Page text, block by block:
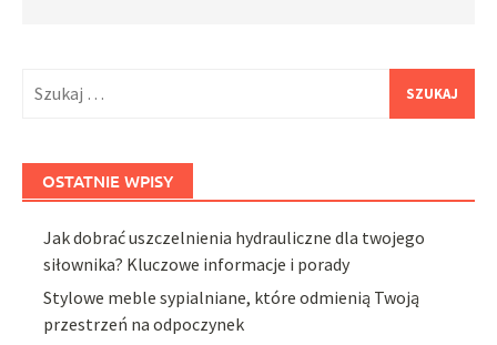
OSTATNIE WPISY
Jak dobrać uszczelnienia hydrauliczne dla twojego
siłownika? Kluczowe informacje i porady
Stylowe meble sypialniane, które odmienią Twoją
przestrzeń na odpoczynek